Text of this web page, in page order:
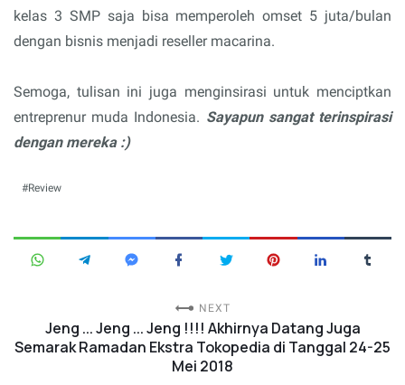
kelas 3 SMP saja bisa memperoleh omset 5 juta/bulan
dengan bisnis menjadi reseller macarina.
Semoga, tulisan ini juga menginsirasi untuk menciptkan
entreprenur muda Indonesia. Sayapun sangat terinspirasi
dengan mereka :)
Review
NEXT
Jeng ... Jeng ... Jeng !!!! Akhirnya Datang Juga
Semarak Ramadan Ekstra Tokopedia di Tanggal 24-25
Mei 2018